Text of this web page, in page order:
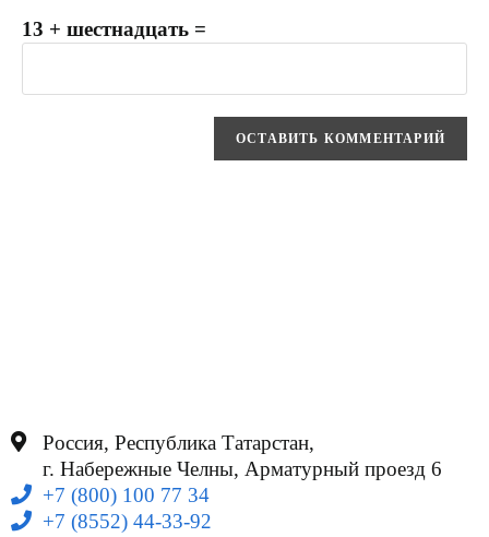
13 + шестнадцать =
Россия, Республика Татарстан,
г. Набережные Челны, Арматурный проезд 6
+7 (800) 100 77 34
+7 (8552) 44-33-92